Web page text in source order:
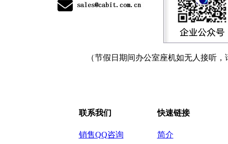
（节假日期间办公室座机如无人接听
联系我们 快速链接
销售QQ咨询 简介